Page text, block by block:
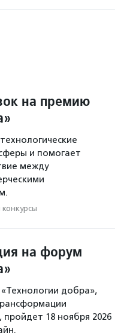
на премию
и помогает
между
конкурсы
на форум
добра»,
пройдет 18 ноября 2026